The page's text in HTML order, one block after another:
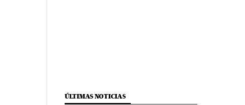
ÚLTIMAS NOTICIAS